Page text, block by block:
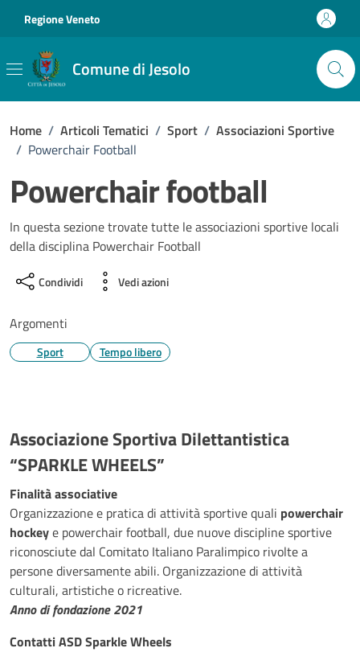
Regione Veneto
Comune di Jesolo
Home / Articoli Tematici / Sport / Associazioni Sportive
/ Powerchair Football
Powerchair football
In questa sezione trovate tutte le associazioni sportive locali
della disciplina Powerchair Football
Condividi Vedi azioni
Argomenti
Sport Tempo libero
Associazione Sportiva Dilettantistica
“SPARKLE WHEELS”
Finalità associative
Organizzazione e pratica di attività sportive quali powerchair
hockeye powerchair football, due nuove discipline sportive
riconosciute dal Comitato Italiano Paralimpico rivolte a
persone diversamente abili. Organizzazione di attività
culturali, artistiche o ricreative.
Anno di fondazione 2021
Contatti ASD Sparkle Wheels